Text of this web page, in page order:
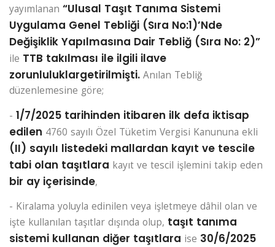
yayımlanan “Ulusal Taşıt Tanıma Sistemi
Uygulama Genel Tebliği (Sıra No:1)’Nde
Değişiklik Yapılmasına Dair Tebliğ (Sıra No: 2)”
ile TTB takılması ile ilgili ilave
zorunluluklargetirilmişti. Anılan Tebliğ
düzenlemesine göre;
- 1/7/2025 tarihinden itibaren ilk defa iktisap
edilen 4760 sayılı Özel Tüketim Vergisi Kanununa ekli
(II) sayılı listedeki mallardan kayıt ve tescile
tabi olan taşıtlara kayıt ve tescil işlemini takip eden
bir ay içerisinde,
- Kiralama yoluyla edinilen veya işletmeye dâhil olan ve
işte kullanılan taşıtlar dışında olup, taşıt tanıma
sistemi kullanan diğer taşıtlara ise 30/6/2025